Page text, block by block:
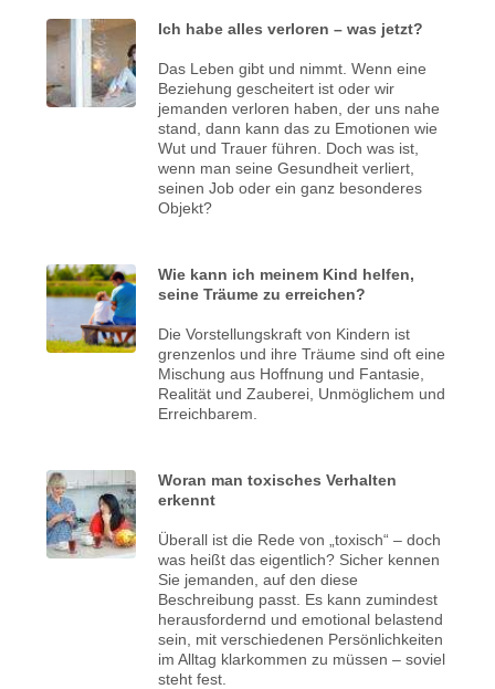
Ich habe alles verloren – was jetzt?
Das Leben gibt und nimmt. Wenn eine
Beziehung gescheitert ist oder wir
jemanden verloren haben, der uns nahe
stand, dann kann das zu Emotionen wie
Wut und Trauer führen. Doch was ist,
wenn man seine Gesundheit verliert,
seinen Job oder ein ganz besonderes
Objekt?
Wie kann ich meinem Kind helfen,
seine Träume zu erreichen?
Die Vorstellungskraft von Kindern ist
grenzenlos und ihre Träume sind oft eine
Mischung aus Hoffnung und Fantasie,
Realität und Zauberei, Unmöglichem und
Erreichbarem.
Woran man toxisches Verhalten
erkennt
Überall ist die Rede von „toxisch“ – doch
was heißt das eigentlich? Sicher kennen
Sie jemanden, auf den diese
Beschreibung passt. Es kann zumindest
herausfordernd und emotional belastend
sein, mit verschiedenen Persönlichkeiten
im Alltag klarkommen zu müssen – soviel
steht fest.